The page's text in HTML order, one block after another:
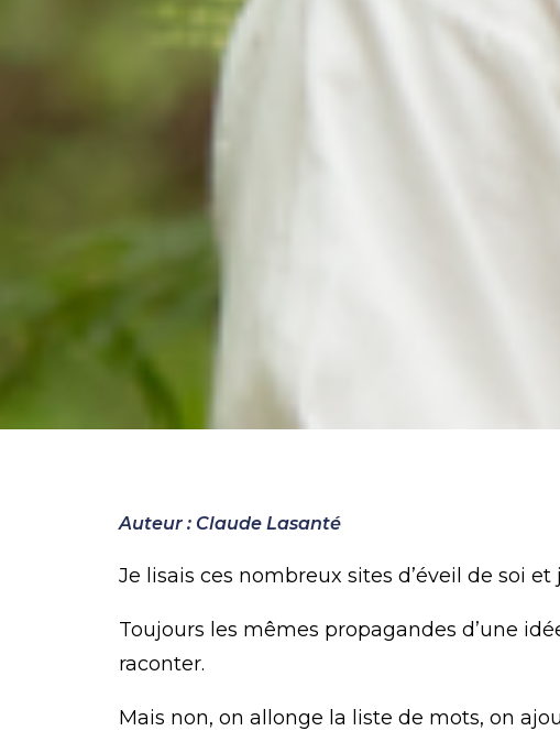
Auteur : Claude Lasanté
Je lisais ces nombreux sites d’éveil de soi
Toujours les mêmes propagandes d’une
raconter.
Mais non, on allonge la liste de mots, on